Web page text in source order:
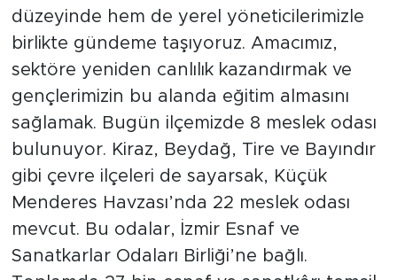
düzeyinde hem de yerel yöneticilerimizle
birlikte gündeme taşıyoruz. Amacımız,
sektöre yeniden canlılık kazandırmak ve
gençlerimizin bu alanda eğitim almasını
sağlamak. Bugün ilçemizde 8 meslek odası
bulunuyor. Kiraz, Beydağ, Tire ve Bayındır
gibi çevre ilçeleri de sayarsak, Küçük
Menderes Havzası’nda 22 meslek odası
mevcut. Bu odalar, İzmir Esnaf ve
Sanatkarlar Odaları Birliği’ne bağlı.